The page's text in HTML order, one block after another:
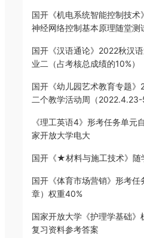
国开《机电系统智能控制技术
神经网络控制基本原理随堂测
国开《汉语通论》2022秋汉
业二（占考核总成绩的10%）
国开《幼儿园艺术教育专题》
二个教学活动周（2022.4.23-
《理工英语4》形考任务单元
家开放大学电大
国开《★材料与施工技术》随
国开《体育市场营销》形考
章）权重40%
国家开放大学《护理学基础》
复习资料参考答案